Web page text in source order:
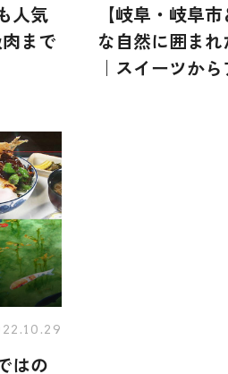
人気
まで
【岐阜・岐阜
な自然に囲ま
｜スイーツか
はの